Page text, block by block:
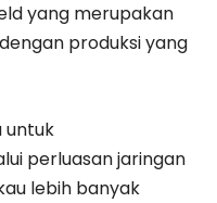
yang merupakan
produksi yang
untuk
perluasan jaringan
lebih banyak